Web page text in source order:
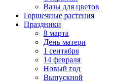
Вазы для цветов
Горшечные растения
Праздники
8 марта
День матери
1 сентября
14 февраля
Новый год
Выпускной